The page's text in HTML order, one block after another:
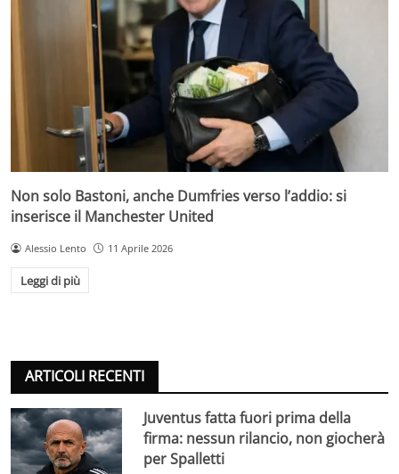
Non solo Bastoni, anche Dumfries verso l’addio: si
inserisce il Manchester United
Alessio Lento 11 Aprile 2026
Leggi di più
ARTICOLI RECENTI
Juventus fatta fuori prima della
firma: nessun rilancio, non giocherà
per Spalletti